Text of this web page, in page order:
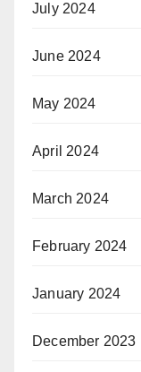
July 2024
June 2024
May 2024
April 2024
March 2024
February 2024
January 2024
December 2023